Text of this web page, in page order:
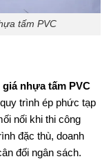
tấm PVC
giá nhựa tấm PVC
trình ép phức tạp
nối khi thi công
đặc thù, doanh
đối ngân sách.